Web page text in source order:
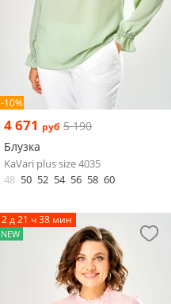
-10%
4 671 руб 5 190
Блузка
KaVari plus size 4035
48 50 52 54 56 58 60
2 д 21 ч 38 мин
NEW